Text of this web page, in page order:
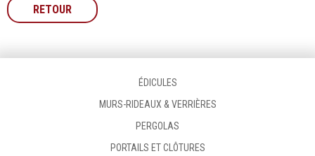
RETOUR
ÉDICULES
MURS-RIDEAUX & VERRIÈRES
PERGOLAS
PORTAILS ET CLÔTURES